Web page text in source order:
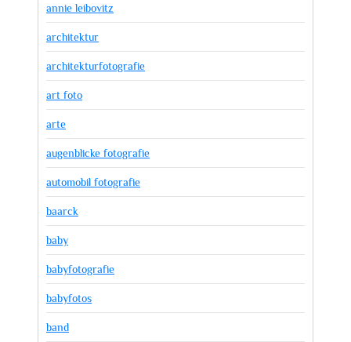
annie leibovitz
architektur
architekturfotografie
art foto
arte
augenblicke fotografie
automobil fotografie
baarck
baby
babyfotografie
babyfotos
band